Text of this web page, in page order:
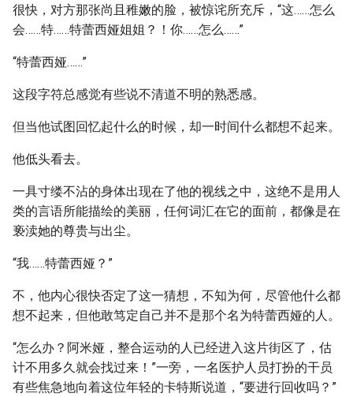
很快，对方那张尚且稚嫩的脸，被惊诧所充斥，“这……怎么
会……特……特蕾西娅姐姐？！你……怎么……”
“特蕾西娅……”
这段字符总感觉有些说不清道不明的熟悉感。
但当他试图回忆起什么的时候，却一时间什么都想不起来。
他低头看去。
一具寸缕不沾的身体出现在了他的视线之中，这绝不是用人
类的言语所能描绘的美丽，任何词汇在它的面前，都像是在
亵渎她的尊贵与出尘。
“我……特蕾西娅？”
不，他内心很快否定了这一猜想，不知为何，尽管他什么都
想不起来，但他敢笃定自己并不是那个名为特蕾西娅的人。
“怎么办？阿米娅，整合运动的人已经进入这片街区了，估
计不用多久就会找过来！”一旁，一名医护人员打扮的干员
有些焦急地向着这位年轻的卡特斯说道，“要进行回收吗？”